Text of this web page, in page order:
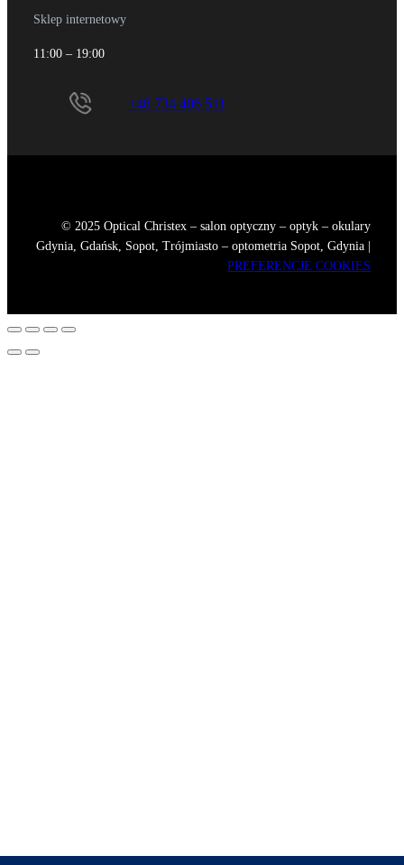
Sklep internetowy
11:00 – 19:00
+48 734 406 511
© 2025 Optical Christex – salon optyczny – optyk – okulary
Gdynia, Gdańsk, Sopot, Trójmiasto – optometria Sopot, Gdynia |
PREFERENCJE COOKIES